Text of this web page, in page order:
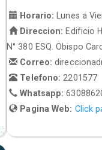
Horario:
Lunes a
Direccion: Edificio
N° 380 ESQ. Obispo
Correo:
Telefono: 2201577
Whatsapp:
Pagina Web: Click